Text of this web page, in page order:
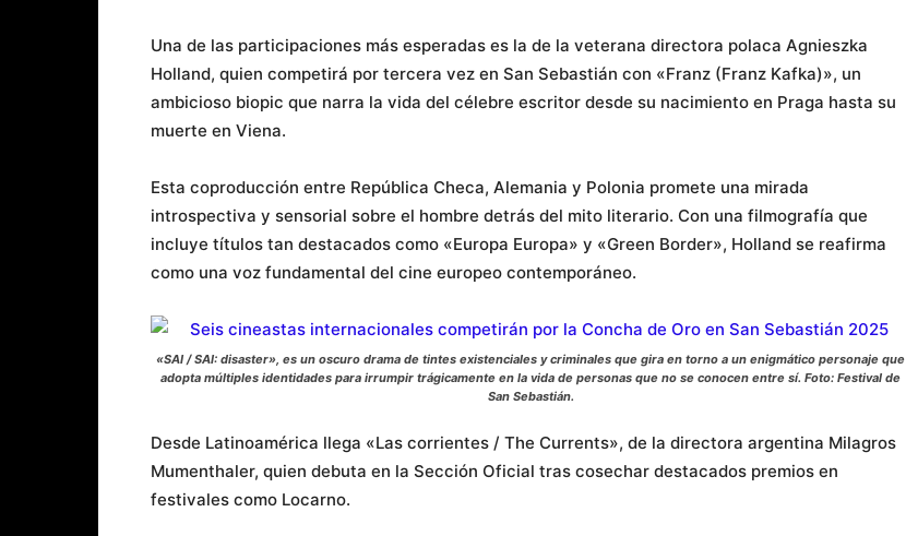
Una de las participaciones más esperadas es la de la veterana directora polaca Agnieszka
Holland, quien competirá por tercera vez en San Sebastián con «Franz (Franz Kafka)», un
ambicioso biopic que narra la vida del célebre escritor desde su nacimiento en Praga hasta su
muerte en Viena.
Esta coproducción entre República Checa, Alemania y Polonia promete una mirada
introspectiva y sensorial sobre el hombre detrás del mito literario. Con una filmografía que
incluye títulos tan destacados como «Europa Europa» y «Green Border», Holland se reafirma
como una voz fundamental del cine europeo contemporáneo.
«SAI / SAI: disaster», es un oscuro drama de tintes existenciales y criminales que gira en torno a un enigmático personaje que
adopta múltiples identidades para irrumpir trágicamente en la vida de personas que no se conocen entre sí. Foto: Festival de
San Sebastián.
Desde Latinoamérica llega «Las corrientes / The Currents», de la directora argentina Milagros
Mumenthaler, quien debuta en la Sección Oficial tras cosechar destacados premios en
festivales como Locarno.